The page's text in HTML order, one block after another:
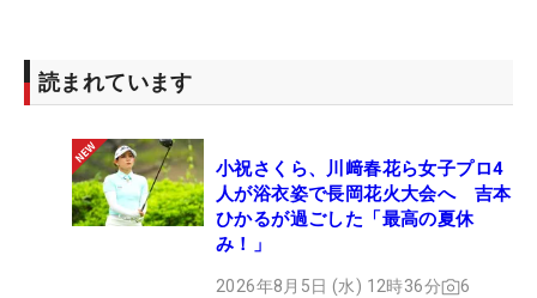
読まれています
小祝さくら、川﨑春花ら女子プロ4
人が浴衣姿で長岡花火大会へ 吉本
ひかるが過ごした「最高の夏休
み！」
2026年8月5日 (水) 12時36分 6